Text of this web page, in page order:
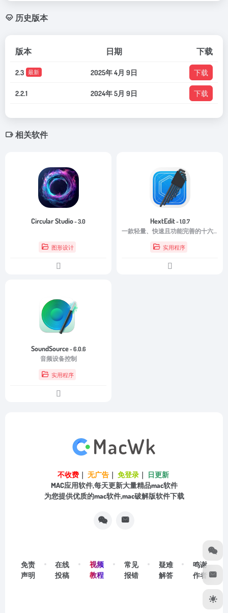
历史版本
版本 日期 下载
2.3 最新 2025年 4月 9日 下载
2.2.1 2024年 5月 9日 下载
相关软件
Circular Studio- 3.0
图形设计
HextEdit- 1.0.7
一款轻量、快速且功能完善的十六进制编辑器，HextEdit 是值得考虑的选择。它不仅拥有简洁易用的操作界面，还提供了丰富的二进制编辑功能，能够满足程序开发、数据分析、文件修复以及逆向工程等多种应用需求。
实用程序
SoundSource- 6.0.6
音频设备控制
实用程序
不收费 ｜ 无广告 ｜ 免登录 ｜
日更新
MAC应用软件,每天更新大量精品mac软件
为您提供优质的mac软件,mac破解版软件下载
免责
声明
在线
投稿
视频
教程
常见
报错
疑难
解答
鸣谢
作者